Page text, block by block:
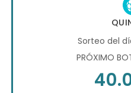
Sorteo del
PRÓXIMO